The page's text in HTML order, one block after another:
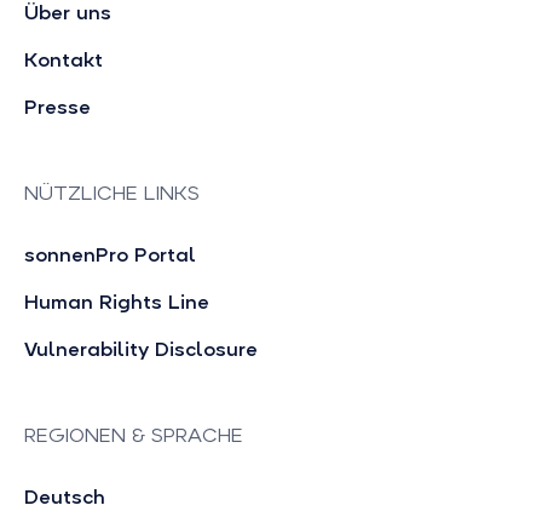
Über uns
Kontakt
Presse
NÜTZLICHE LINKS
sonnenPro Portal
Human Rights Line
Vulnerability Disclosure
REGIONEN & SPRACHE
Deutsch